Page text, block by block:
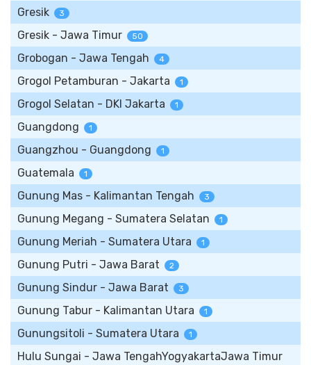
Gresik 3
Gresik - Jawa Timur 50
Grobogan - Jawa Tengah 4
Grogol Petamburan - Jakarta 1
Grogol Selatan - DKI Jakarta 1
Guangdong 1
Guangzhou - Guangdong 1
Guatemala 1
Gunung Mas - Kalimantan Tengah 3
Gunung Megang - Sumatera Selatan 1
Gunung Meriah - Sumatera Utara 1
Gunung Putri - Jawa Barat 2
Gunung Sindur - Jawa Barat 3
Gunung Tabur - Kalimantan Utara 1
Gunungsitoli - Sumatera Utara 1
Hulu Sungai - Jawa TengahYogyakartaJawa Timur